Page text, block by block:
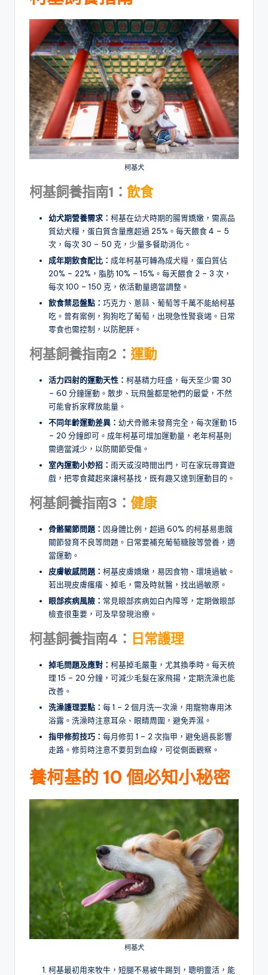
柯基犬
柯基飼養指南1： 飲食
幼犬期營養需求 ： 柯基在幼犬時期的腸胃嬌嫩，需高品
質幼犬糧，蛋白質含量應超過 25%。每天餵食 4 – 5
次，每次 30 – 50 克，少量多餐助消化。
成年期飲食配比 ： 成年柯基可轉為成犬糧 ，蛋白質佔
20% – 22%，脂肪 10% – 15%。每天餵食 2 – 3 次，
每次 100 – 150 克，依活動量適當調整。
飲食禁忌盤點 ： 巧克力、蔥蒜、葡萄等千萬不能給柯基
吃。曾有案例，狗狗吃了葡萄，出現急性腎衰竭。日常
零食也需控制，以防肥胖。
柯基飼養指南2： 運動
活力四射的運動天性 ： 柯基精力旺盛，每天至少需 30
– 60 分鐘運動。散步、玩飛盤都是牠們的最愛，不然
可能會拆家釋放能量。
不同年齡運動差異 ： 幼犬骨骼未發育完全，每次運動 15
– 20 分鐘即可。成年柯基可增加運動量，老年柯基則
需適當減少，以防關節受傷。
室內運動小妙招 ： 雨天或沒時間出門，可在家玩尋寶遊
戲，把零食藏起來讓柯基找，既有趣又達到運動目的。
柯基飼養指南3： 健康
骨骼關節問題 ： 因身體比例，超過 60% 的柯基易患髖
關節發育不良等問題。日常要補充葡萄糖胺等營養，適
當運動。
皮膚敏感問題 ： 柯基皮膚嬌嫩，易因食物、環境過敏。
若出現皮膚瘙癢、掉毛，需及時就醫，找出過敏原。
眼部疾病風險 ： 常見眼部疾病如白內障等，定期做眼部
檢查很重要，可及早發現治療。
柯基飼養指南4： 日常護理
掉毛問題及應對 ： 柯基掉毛嚴重，尤其換季時。每天梳
理 15 – 20 分鐘，可減少毛髮在家飛揚，定期洗澡也能
改善。
洗澡護理要點 ： 每 1 – 2 個月洗一次澡，用寵物專用沐
浴露。洗澡時注意耳朵、眼睛周圍，避免弄濕。
指甲修剪技巧 ： 每月修剪 1 – 2 次指甲，避免過長影響
走路。修剪時注意不要剪到血線，可從側面觀察。
養柯基的 10 個必知小秘密
柯基犬
柯基最初用來牧牛，短腿不易被牛踢到，聰明靈活，能